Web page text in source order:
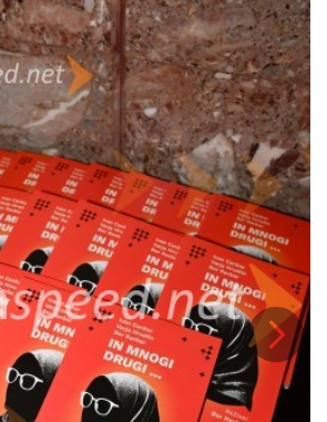
igralsko zasedbo(Vesna Pernarčič,
Bokšan, Barbara Medvešček, Mojka Končar,
termočno vizualno podobo navdušila
aplavz. Scenografijo je ustvarila
Čehovin, glasboBranko Rožman, svetlobo
Lušin.